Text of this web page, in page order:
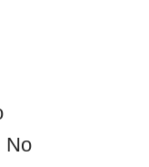
No